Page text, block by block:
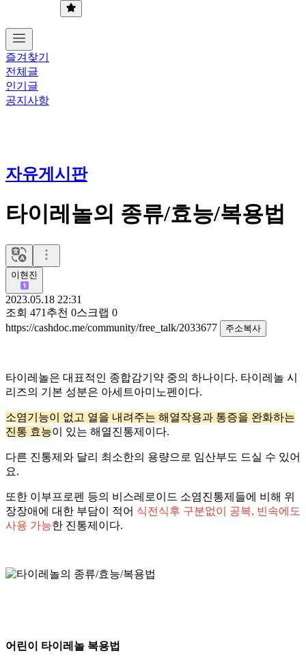
즐겨찾기
전체글
인기글
공지사항
자유게시판
타이레놀의 종류/효능/복용법
이현진
2023.05.18 22:31
조회 471 추천 0스크랩 0
https://cashdoc.me/community/free_talk/2033677
주소복사
타이레놀은 대표적인 종합감기약 중의 하나이다. 타이레놀 시
리즈의 기본 성분은 아세트아미노펜이다.
소염기능이 없고 열을 내려주는 해열작용과 통증을 완화하는
진통 효능이 있는 해열진통제이다.
다른 진통제와 달리 최소한의 용량으로 임산부도 드실 수 있어
요.
또한 이부프로펜 등의 비스레로이드 소염진통제들에 비해 위
장장애에 대한 부담이 적어 식전식후 구분없이 공복, 빈속에도
사용 가능한 진통제이다.
어린이 타이레놀 복용법